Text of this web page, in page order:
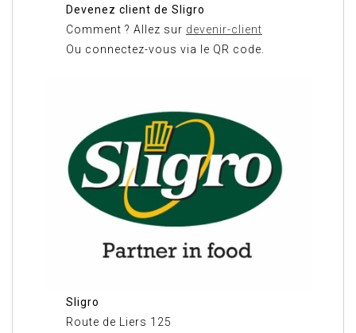
Devenez client de Sligro
Comment ? Allez sur devenir-client
Ou connectez-vous via le QR code.
Sligro
Route de Liers 125